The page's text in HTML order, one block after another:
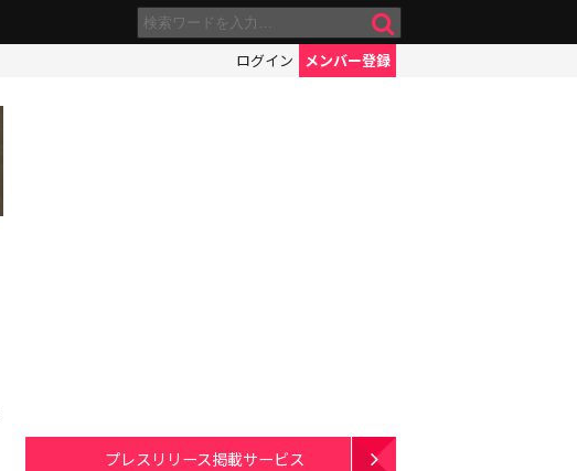
ログイン メンバー登録
プレスリリース掲載サービス